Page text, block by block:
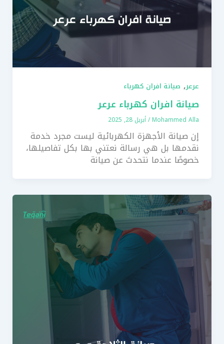
عرعر, صيانة افران كهرباء
صيانة افران كهرباء عرعر
Mohammed Alla
/أبريل 28, 2025
إن صيانة الأجهزة الكهربائية ليست مجرد خدمة
نقدمها بل هي رسالة نعتني بها بكل تفاصيلها،
خصوصًا عندما نتحدث عن صيانة